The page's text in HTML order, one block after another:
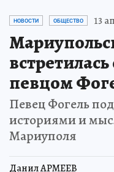
НОВОСТИ ОБЩЕСТВО 13
певцом
Певец Фогель
историями и
Мариуполя
Данил АРМЕЕВ